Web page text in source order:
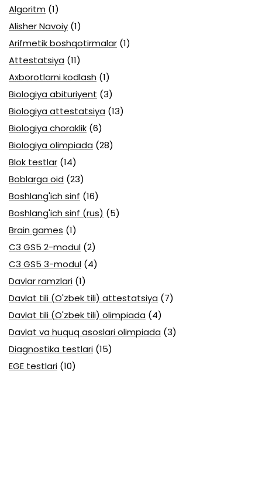
Algoritm (1)
Alisher Navoiy (1)
Arifmetik boshqotirmalar (1)
Attestatsiya (11)
Axborotlarni kodlash (1)
Biologiya abituriyent (3)
Biologiya attestatsiya (13)
Biologiya choraklik (6)
Biologiya olimpiada (28)
Blok testlar (14)
Boblarga oid (23)
Boshlang'ich sinf (16)
Boshlang'ich sinf (rus) (5)
Brain games (1)
C3 GS5 2-modul (2)
C3 GS5 3-modul (4)
Davlar ramzlari (1)
Davlat tili (O'zbek tili) attestatsiya (7)
Davlat tili (O'zbek tili) olimpiada (4)
Davlat va huquq asoslari olimpiada (3)
Diagnostika testlari (15)
EGE testlari (10)